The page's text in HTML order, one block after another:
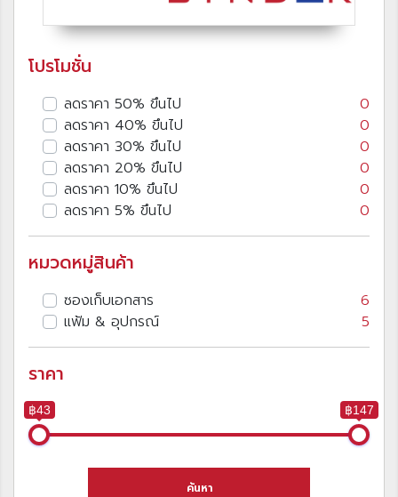
โปรโมชั่น
ลดราคา 50% ขึนไป
0
ลดราคา 40% ขึนไป
0
ลดราคา 30% ขึนไป
0
ลดราคา 20% ขึนไป
0
ลดราคา 10% ขึนไป
0
ลดราคา 5% ขึนไป
0
หมวดหมู่สินค้า
ซองเก็บเอกสาร
6
แฟ้ม & อุปกรณ์
5
ราคา
฿43 ฿147
ค้นหา